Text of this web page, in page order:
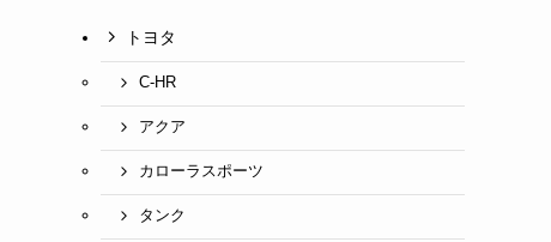
トヨタ
C-HR
アクア
カローラスポーツ
タンク